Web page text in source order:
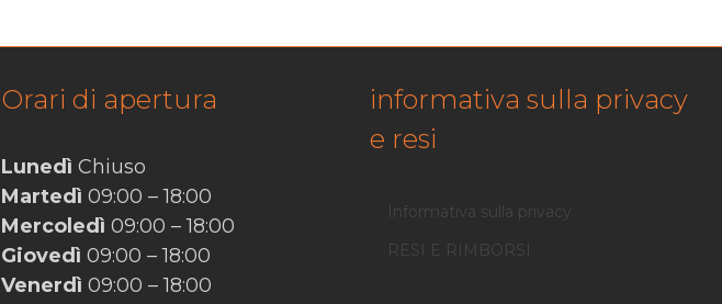
Orari di apertura
Lunedì Chiuso
Martedì 09:00 – 18:00
Mercoledì 09:00 – 18:00
Giovedì 09:00 – 18:00
Venerdì 09:00 – 18:00
informativa sulla privacy
e resi
Informativa sulla privacy
RESI E RIMBORSI